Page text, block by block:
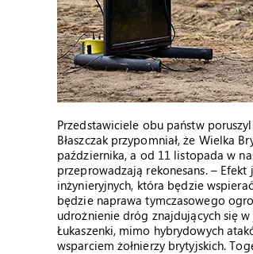
Przedstawiciele obu państw
Błaszczak przypomniał, że Wielka
października, a od 11 listopada w
przeprowadzają rekonesans. –
inżynieryjnych, która będzie
będzie naprawa tymczasowego
udrożnienie dróg znajdujących się
Łukaszenki, mimo hybrydowych
wsparciem żołnierzy brytyjskich.